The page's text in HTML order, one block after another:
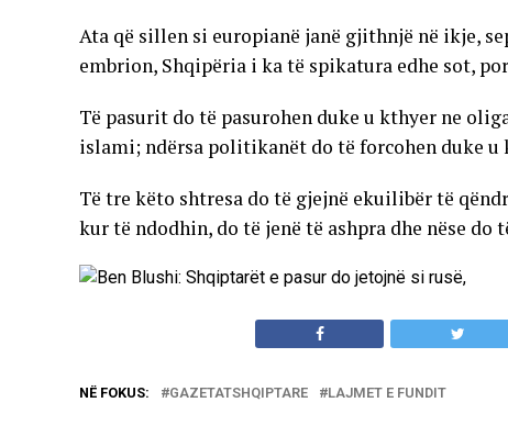
Ata që sillen si europianë janë gjithnjë në ikje,
embrion, Shqipëria i ka të spikatura edhe sot,
Të pasurit do të pasurohen duke u kthyer ne
islami; ndërsa politikanët do të forcohen duke u
Të tre këto shtresa do të gjejnë ekuilibër të
kur të ndodhin, do të jenë të ashpra dhe nëse do
NË FOKUS: GAZETATSHQIPTARE LAJMET E FUNDIT